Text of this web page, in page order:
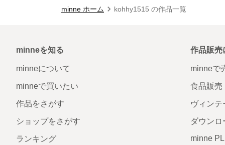
minne ホーム kohhy1515 の作品一覧
minneを知る
minneについて
minneで買いたい
作品をさがす
ショップをさがす
ランキング
作品販売
minneで
食品販売
ヴィンテ
ダウンロ
minne